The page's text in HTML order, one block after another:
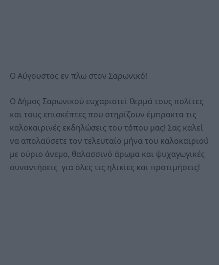
Ο Αύγουστος εν πλω στον Σαρωνικό!
Ο Δήμος Σαρωνικού ευχαριστεί θερμά τους πολίτες
και τους επισκέπτες που στηρίζουν έμπρακτα τις
καλοκαιρινές εκδηλώσεις του τόπου μας! Σας καλεί
να απολαύσετε τον τελευταίο μήνα του καλοκαιριού
με ούριο άνεμο, θαλασσινό άρωμα και ψυχαγωγικές
συναντήσεις για όλες τις ηλικίες και προτιμήσεις!